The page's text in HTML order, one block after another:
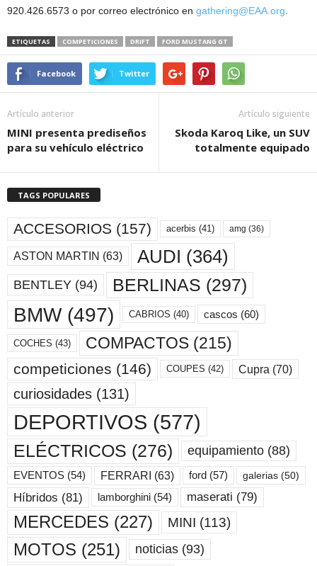
920.426.6573 o por correo electrónico en gathering@EAA.org
ETIQUETAS COMPETICIONES DRIFT FORD MUSTANG GT
Facebook Twitter
Artículo anterior
MINI presenta prediseños
para su vehículo eléctrico
Artículo siguiente
Skoda Karoq Like, un SUV
totalmente equipado
TAGS POPULARES
ACCESORIOS (157) acerbis (41) amg (36)
ASTON MARTIN (63) AUDI (364)
BENTLEY (94) BERLINAS (297)
BMW(497) CABRIOS (40) cascos (60)
COCHES (43) COMPACTOS (215)
competiciones (146) COUPES (42) Cupra (70)
curiosidades (131)
DEPORTIVOS (577)
ELÉCTRICOS (276) equipamiento (88)
EVENTOS (54) FERRARI (63) ford (57) galerias (50)
Híbridos (81) lamborghini (54) maserati (79)
MERCEDES (227) MINI (113)
MOTOS (251) noticias (93)